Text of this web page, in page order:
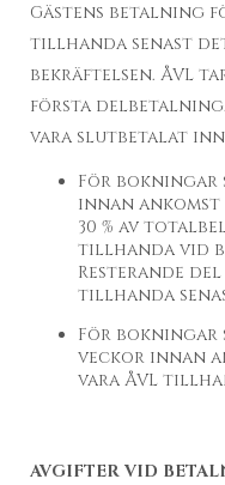
Gästens betalning
tillhanda senast det
bekräftelsen. ÅVL
första
vara slutbetalat
För bokningar
innan
30 % av
tillhanda vid
Resterande
tillhanda
För bokningar
veckor innan
vara ÅVL
AVGIFTER VID